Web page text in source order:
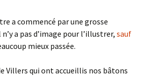
a commencé par une grosse
a pas d’image pour l’illustrer, sauf
mieux passée.
Villers qui ont accueillis nos bâtons